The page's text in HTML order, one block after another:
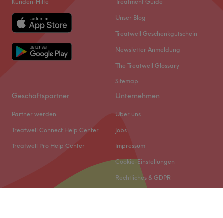
Kunden-Hilfe Treatment Guide
Unser Blog
Treatwell Geschenkgutschein
Newsletter Anmeldung
The Treatwell Glossary
Sitemap
Geschäftspartner
Partner werden
Treatwell Connect Help Center
Treatwell Pro Help Center
Unternehmen
Über uns
Jobs
Impressum
Cookie-Einstellungen
Rechtliches & GDPR